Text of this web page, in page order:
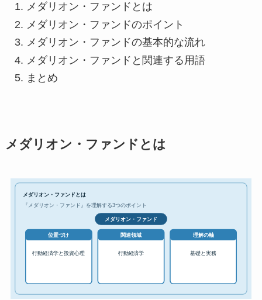
メダリオン・ファンドとは
メダリオン・ファンドのポイント
メダリオン・ファンドの基本的な流れ
メダリオン・ファンドと関連する用語
まとめ
メダリオン・ファンドとは
メダリオン・ファンドとは
『メダリオン・ファンド』を理解する3つのポイント
メダリオン・ファンド
位置づけ
行動経済学と投資心理
関連領域
行動経済学
理解の軸
基礎と実務